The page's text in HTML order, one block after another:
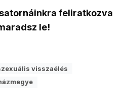
feliratkozva
le!
visszaélés